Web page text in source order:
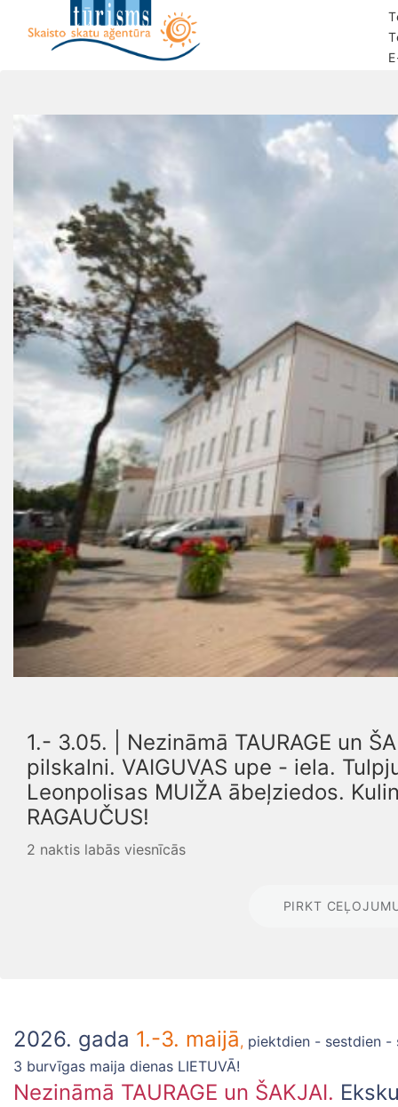
1.- 3.05. | Nezināmā TAURAGE un
pilskalni. VAIGUVAS upe - iela.
Leonpolisas MUIŽA ābeļziedos.
RAGAUČUS!
2 naktis labās viesnīcās
PIRKT
2026. gada 1.-3. maijā, piektdien -
3 burvīgas maija dienas LIETUVĀ!
Nezināmā TAURAGE un ŠAKJAI.